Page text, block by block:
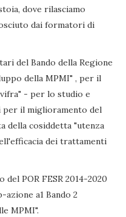
dove rilasciamo
dai formatori di
del Bando della Regione
della MPMI" , per il
- per lo studio e
per il miglioramento del
della cosiddetta "utenza
dei trattamenti
POR FESR 2014-2020
azione a1 Bando 2
MPMI".